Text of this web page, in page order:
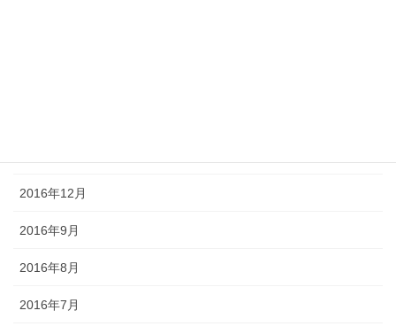
2016年12月
2016年9月
2016年8月
2016年7月